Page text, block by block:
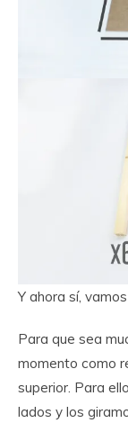
Y ahora sí,
Para que sea
momento como
superior. Para
lados y los